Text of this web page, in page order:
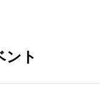
ント